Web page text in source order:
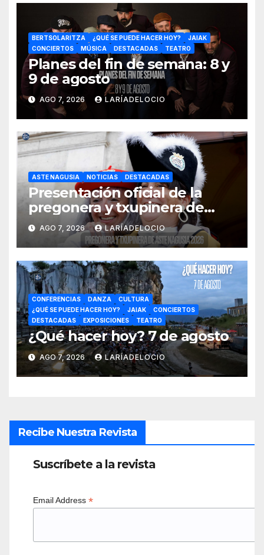
BERTSOLARITZA ¿QUÉ SE PUEDE HACER HOY?
JAIAK
CONCIERTOS
MÚSICA DESTACADAS TEATRO
Planes del fin de semana: 8 y
9 de agosto
AGO 7, 2026 LARÍADELOCIO
ASTE NAGUSIA NOTICIAS DESTACADAS
Presentación oficial de la
pregonera y txupinera de
Aste Nagusia 2026
AGO 7, 2026 LARÍADELOCIO
CONFERENCIAS DANZA
CULTURA
¿QUÉ SE PUEDE HACER HOY?
JAIAK
CONCIERTOS
DESTACADAS
EXPOSICIONES TEATRO
¿Qué hacer hoy? 7 de agosto
AGO 7, 2026 LARÍADELOCIO
Recibe Nuestra Revista
Suscríbete a la revista
Email Address *